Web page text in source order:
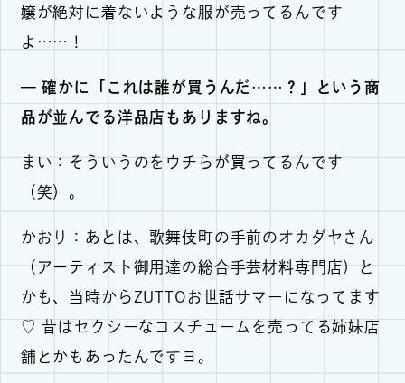
嬢が絶対に着ないような服が売ってるんです
よ……！
— 確かに「これは誰が買うんだ……？」という商
品が並んでる洋品店もありますね。
まい：そういうのをウチらが買ってるんです
（笑）。
かおり：あとは、歌舞伎町の手前のオカダヤさん
（アーティスト御用達の総合手芸材料専門店）と
かも、当時からZUTTOお世話サマーになってます
♡ 昔はセクシーなコスチュームを売ってる姉妹店
舗とかもあったんですヨ。